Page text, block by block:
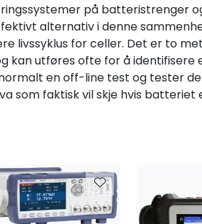
på batteristrenger
alternativ i denne
livssyklus for celler. Det er to
kan utføres ofte for å identifisere
en off-line test og tester
som faktisk vil skje hvis batteriet